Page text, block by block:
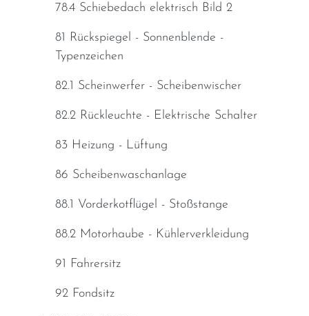
78.4 Schiebedach elektrisch Bild 2
81 Rückspiegel - Sonnenblende -
Typenzeichen
82.1 Scheinwerfer - Scheibenwischer
82.2 Rückleuchte - Elektrische Schalter
83 Heizung - Lüftung
86 Scheibenwaschanlage
88.1 Vorderkotflügel - Stoßstange
88.2 Motorhaube - Kühlerverkleidung
91 Fahrersitz
92 Fondsitz